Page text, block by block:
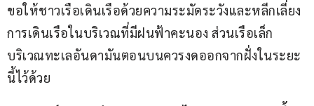
ขอให้ชาวเรือเดินเรือด้วยความระมัดระวังและหลีกเลี่ยง
การเดินเรือในบริเวณที่มีฝนฟ้าคะนอง ส่วนเรือเล็ก
บริเวณทะเลอันดามันตอนบนควรงดออกจากฝั่งในระยะ
นี้ไว้ด้วย